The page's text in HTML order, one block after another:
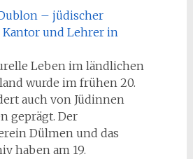
Leben im ländlichen
wurde im frühen 20.
auch von Jüdinnen
geprägt. Der
Dülmen und das
haben am 19.